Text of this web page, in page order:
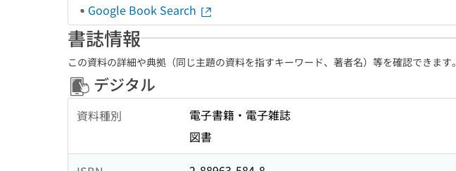
Google Book Search
書誌情報
この資料の詳細や典拠（同じ主題の資料を指すキーワード、著者名）等を確認できます。
デジタル
資料種別
電子書籍・電子雑誌
図書